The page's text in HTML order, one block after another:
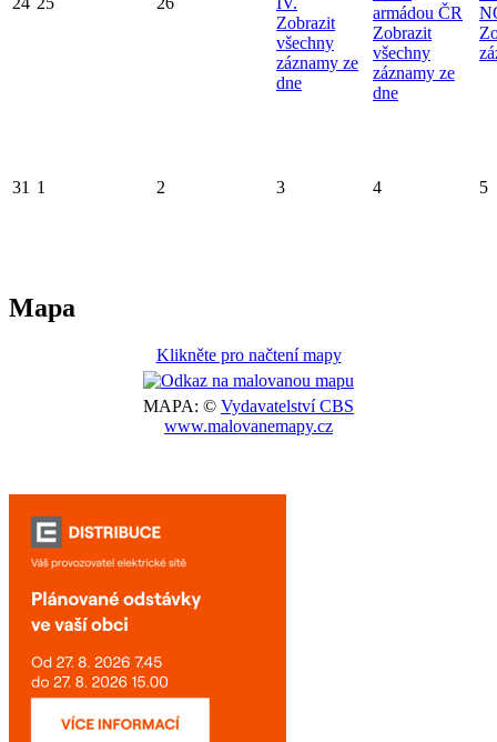
Zobrazit
všechny
záznamy ze
dne
armádou ČR
Zobrazit
všechny
záznamy ze
dne
31 1 2 3 4 5
Mapa
Klikněte pro načtení mapy
MAPA: © Vydavatelství CBS
www.malovanemapy.cz